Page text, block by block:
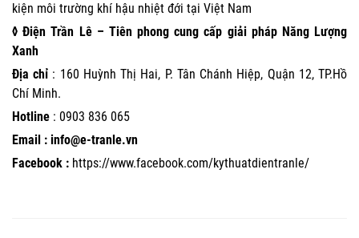
kiện môi trường khí hậu nhiệt đới tại Việt Nam
◊ Điện Trần Lê – Tiên phong cung cấp giải pháp Năng Lượng
Xanh
Địa chỉ : 160 Huỳnh Thị Hai, P. Tân Chánh Hiệp, Quận 12, TP.Hồ
Chí Minh.
Hotline : 0903 836 065
Email : info@e-tranle.vn
Facebook : https://www.facebook.com/kythuatdientranle/